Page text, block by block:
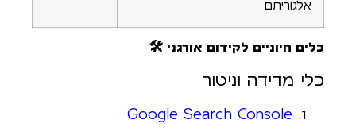
אלגוריתם
כלים חיוניים לקידום אורגני 🛠️
כלי מדידה וניטור
Google Search Console